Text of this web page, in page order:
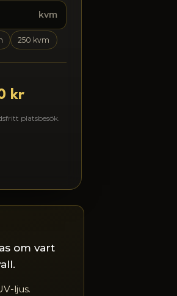
kvm
250 kvm
kr
platsbesök.
om vart
ljus.